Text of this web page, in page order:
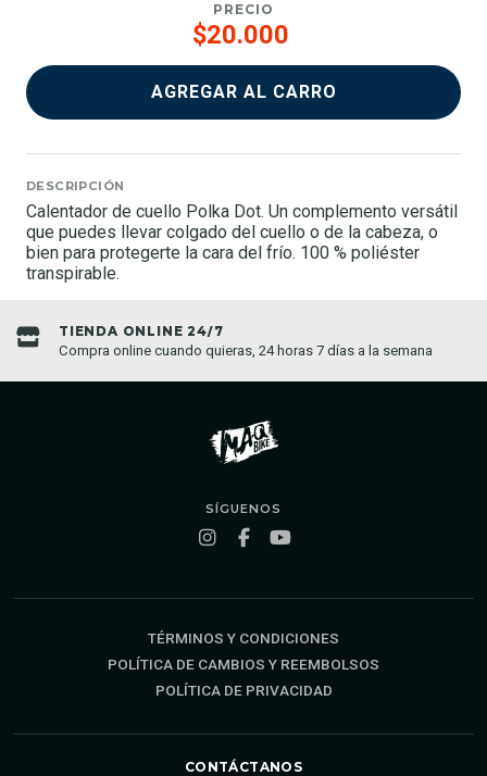
PRECIO
$20.000
AGREGAR AL CARRO
DESCRIPCIÓN
Calentador de cuello Polka Dot. Un complemento versátil
que puedes llevar colgado del cuello o de la cabeza, o
bien para protegerte la cara del frío. 100 % poliéster
transpirable.
TIENDA ONLINE 24/7
Compra online cuando quieras, 24 horas 7 días a la semana
SÍGUENOS
TÉRMINOS Y CONDICIONES
POLÍTICA DE CAMBIOS Y REEMBOLSOS
POLÍTICA DE PRIVACIDAD
CONTÁCTANOS